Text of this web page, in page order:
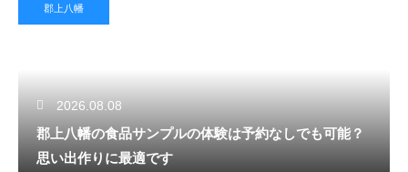
郡上八幡
2026.08.08
郡上八幡の食品サンプルの体験は予約なしでも可能？
思い出作りに最適です